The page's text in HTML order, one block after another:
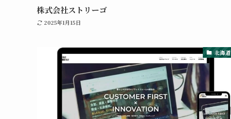
株式会社ストリーゴ
2025年1月15日
北海道